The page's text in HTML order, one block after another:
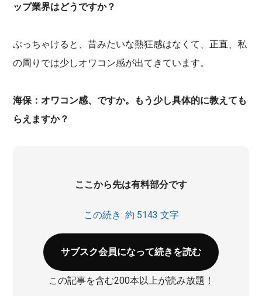
ップ業界はどうですか？
ぶっちゃけると、昔みたいな熱狂感はなくて、正直、私
の周りでは少しオワコン感が出てきています。
海保：オワコン感、ですか。もう少し具体的に教えても
らえますか？
ここから先は有料部分です
この続き: 約 5143 文字
サブスク会員になって続きを読む
この記事を含む200本以上が読み放題！